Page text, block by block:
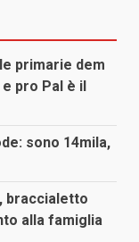
primarie dem
pro Pal è il
sono 14mila,
braccialetto
alla famiglia